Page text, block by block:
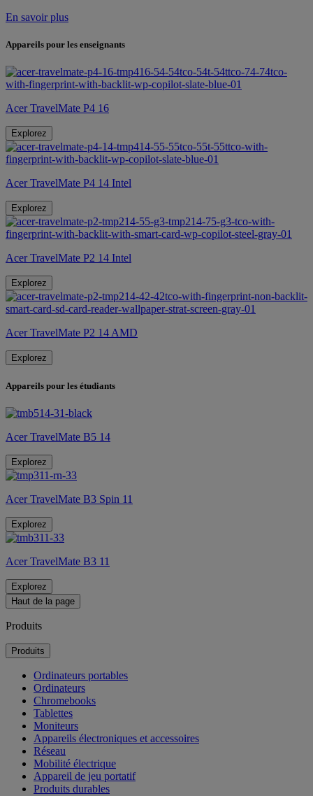
En savoir plus
Appareils pour les enseignants
Acer TravelMate P4 16
Explorez
Acer TravelMate P4 14 Intel
Explorez
Acer TravelMate P2 14 Intel
Explorez
Acer TravelMate P2 14 AMD
Explorez
Appareils pour les étudiants
Acer TravelMate B5 14
Explorez
Acer TravelMate B3 Spin 11
Explorez
Acer TravelMate B3 11
Explorez
Haut de la page
Produits
Produits
Ordinateurs portables
Ordinateurs
Chromebooks
Tablettes
Moniteurs
Appareils électroniques et accessoires
Réseau
Mobilité électrique
Appareil de jeu portatif
Produits durables